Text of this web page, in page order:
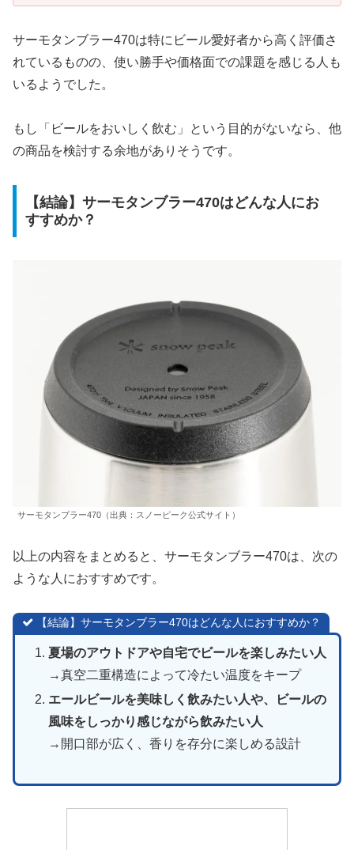
サーモタンブラー470は特にビール愛好者から高く評価さ
れているものの、使い勝手や価格面での課題を感じる人も
いるようでした。
もし「ビールをおいしく飲む」という目的がないなら、他
の商品を検討する余地がありそうです。
【結論】サーモタンブラー470はどんな人にお
すすめか？
サーモタンブラー470（出典：スノーピーク公式サイト）
以上の内容をまとめると、サーモタンブラー470は、次の
ような人におすすめです。
【結論】サーモタンブラー470はどんな人におすすめか？
夏場のアウトドアや自宅でビールを楽しみたい人
→真空二重構造によって冷たい温度をキープ
エールビールを美味しく飲みたい人や、ビールの
風味をしっかり感じながら飲みたい人
→開口部が広く、香りを存分に楽しめる設計